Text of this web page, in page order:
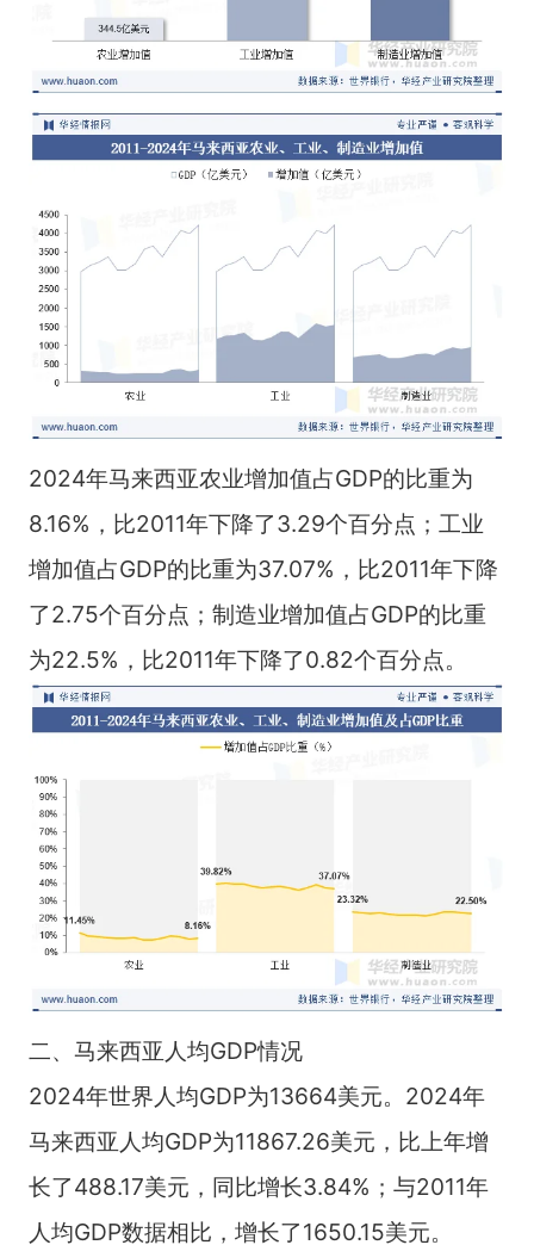
2024年马来西亚农业增加值占GDP的比重为
8.16%，比2011年下降了3.29个百分点；工业
增加值占GDP的比重为37.07%，比2011年下降
了2.75个百分点；制造业增加值占GDP的比重
为22.5%，比2011年下降了0.82个百分点。
二、马来西亚人均GDP情况
2024年世界人均GDP为13664美元。2024年
马来西亚人均GDP为11867.26美元，比上年增
长了488.17美元，同比增长3.84%；与2011年
人均GDP数据相比，增长了1650.15美元。